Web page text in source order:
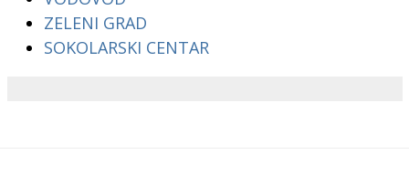
ZELENI GRAD
SOKOLARSKI CENTAR